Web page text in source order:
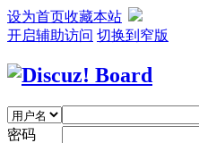
设为首页收藏本站
开启辅助访问 切换到窄版
密码